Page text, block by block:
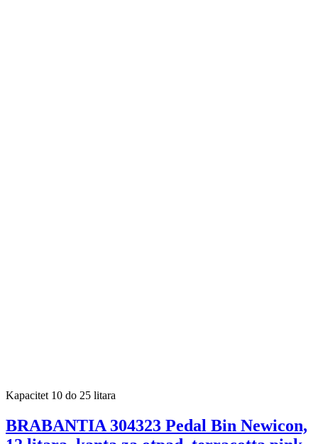
Kapacitet 10 do 25 litara
BRABANTIA 304323 Pedal Bin Newicon,